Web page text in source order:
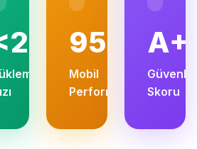
95+
Mobil
Performans
A+
Güvenlik
Skoru